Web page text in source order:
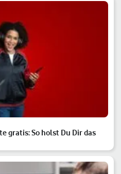
gratis: So holst Du Dir das